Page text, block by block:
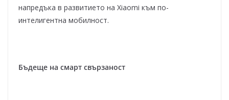
напредъка в развитието на Xiaomi към по-
интелигентна мобилност.
Бъдеще на смарт свързаност